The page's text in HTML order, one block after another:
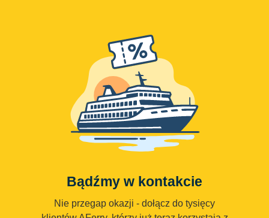
Bądźmy w kontakcie
Nie przegap okazji - dołącz do tysięcy